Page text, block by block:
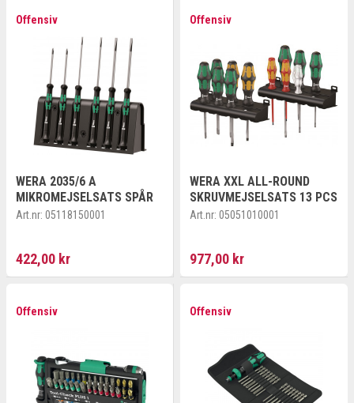
Offensiv
WERA 2035/6 A
MIKROMEJSELSATS SPÅR
Art.nr: 05118150001
422,00 kr
Offensiv
WERA XXL ALL-ROUND
SKRUVMEJSELSATS 13 PCS
Art.nr: 05051010001
977,00 kr
Offensiv Offensiv